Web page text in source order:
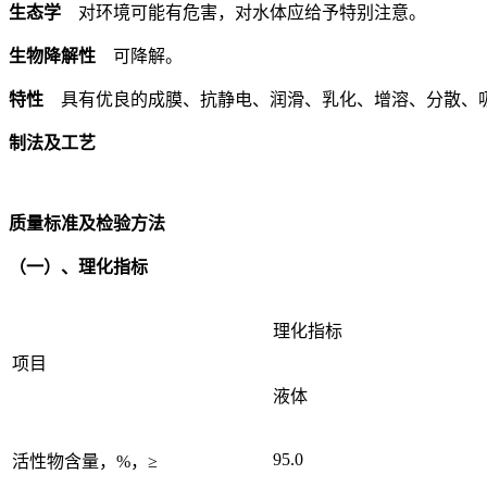
生态学 对环境可能有危害，对水体应给予特别注意。
生物降解性 可降解。
特性 具有优良的成膜、抗静电、润滑、乳化、增溶、分散、
制法及工艺
质量标准及检验方法
（一）、理化指标
项目
理化指标
液体
活性物含量，%，≥ 95.0